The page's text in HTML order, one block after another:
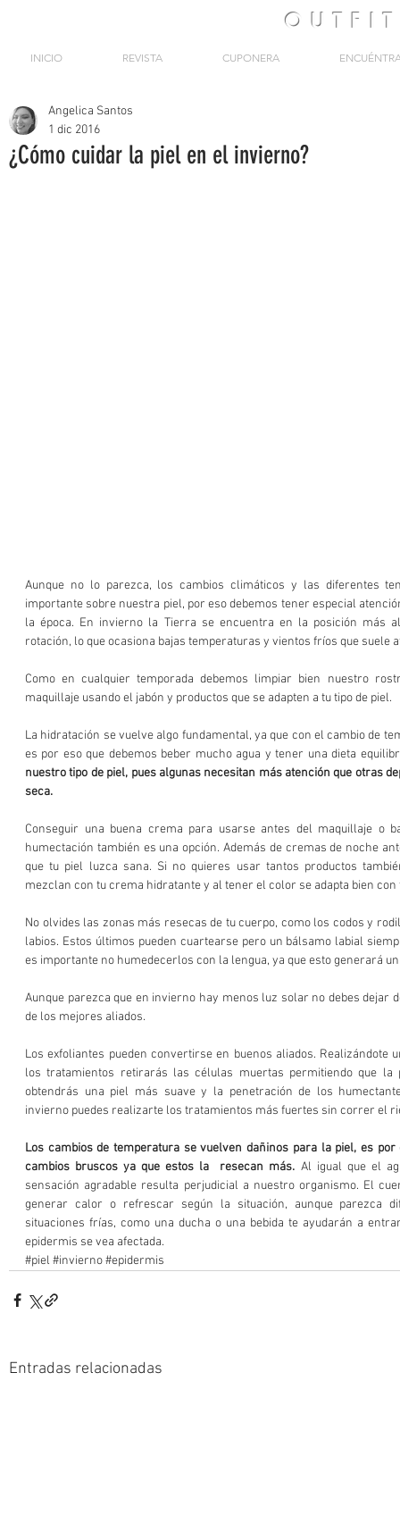
OUTFIT
INICIO REVISTA CUPONERA
¿Cómo cuidar la piel en el invierno?
Angelica Santos
1 dic 2016
Aunque no lo parezca, los cambios climáticos y las diferentes
importante sobre nuestra piel, por eso debemos tener especial
la época. En invierno la Tierra se encuentra en la posición más
rotación, lo que ocasiona bajas temperaturas y vientos fríos que suele
Como en cualquier temporada debemos limpiar bien nuestro
maquillaje usando el jabón y productos que se adapten a tu tipo de piel.
La hidratación se vuelve algo fundamental, ya que con el cambio de
es por eso que debemos beber mucho agua y tener una dieta
nuestro tipo de piel, pues algunas necesitan más atención que otras
seca.
Conseguir una buena crema para usarse antes del maquillaje o
humectación también es una opción. Además de cremas de noche
que tu piel luzca sana. Si no quieres usar tantos productos
mezclan con tu crema hidratante y al tener el color se adapta bien con
No olvides las zonas más resecas de tu cuerpo, como los codos y
labios. Estos últimos pueden cuartearse pero un bálsamo labial
es importante no humedecerlos con la lengua, ya que esto generará
Aunque parezca que en invierno hay menos luz solar no debes dejar
de los mejores aliados.
Los exfoliantes pueden convertirse en buenos aliados. Realizándote
los tratamientos retirarás las células muertas permitiendo que la
obtendrás una piel más suave y la penetración de los
invierno puedes realizarte los tratamientos más fuertes sin correr el
Los cambios de temperatura se vuelven dañinos para la piel, es
cambios bruscos ya que estos la  resecan más. Al igual que el
sensación agradable resulta perjudicial a nuestro organismo. El
generar calor o refrescar según la situación, aunque parezca
situaciones frías, como una ducha o una bebida te ayudarán a
epidermis se vea afectada.
#piel #invierno#epidermis
Entradas relacionadas